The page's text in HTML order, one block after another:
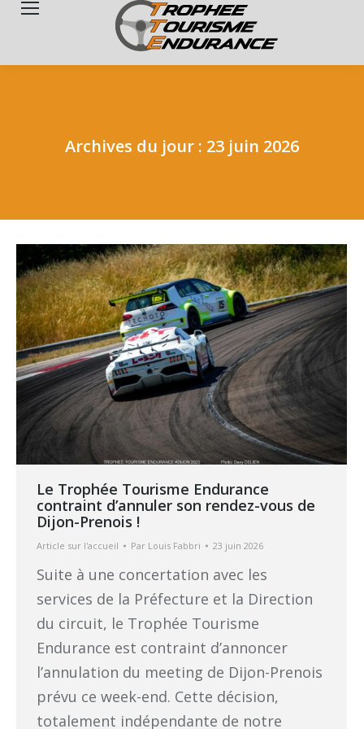
Archives du jour : 23 juin 2026
Le Trophée Tourisme Endurance
contraint d’annuler son rendez-vous de
Dijon-Prenois !
Article sur l'accueil Par Louis Fabbri 23 juin 2026
Suite à une concertation avec les
services de la Préfecture et la Direction
du circuit, le Trophée Tourisme
Endurance est contraint d’annoncer
l’annulation du meeting de Dijon-Prenois
prévu ce week-end. Cette décision,
totalement indépendante de notre